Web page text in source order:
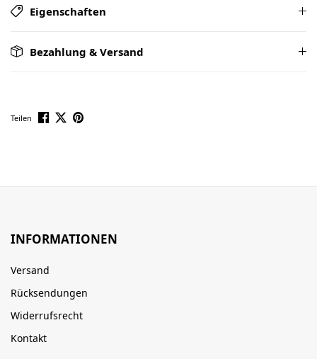
Eigenschaften
Bezahlung & Versand
Teilen
INFORMATIONEN
Versand
Rücksendungen
Widerrufsrecht
Kontakt